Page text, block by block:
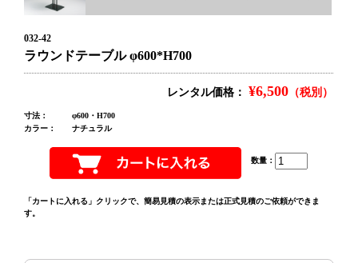
032-42
ラウンドテーブル φ600*H700
レンタル価格： ¥6,500 （税別）
寸法：
φ600・H700
カラー：
ナチュラル
数量：
「カートに入れる」クリックで、簡易見積の表示または正式見積のご依頼ができま
す。